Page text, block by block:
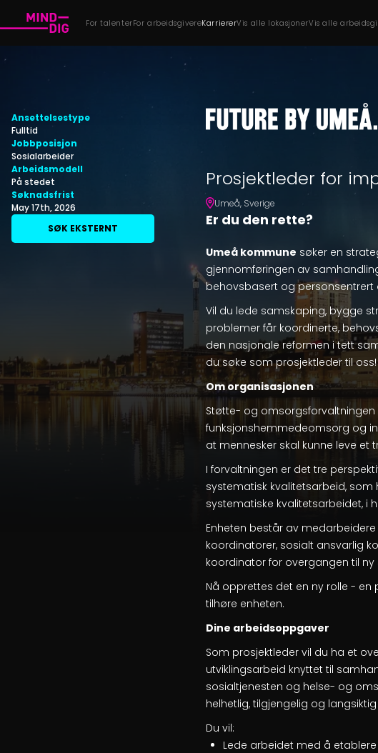
For talenterFor arbeidsgivereKarriererVis alle lokasjonerVis alle
Ansettelsestype
Fulltid
Jobbposisjon
Sosialarbeider
Arbeidsmodell
På stedet
Søknadsfrist
May 17th, 2026
SØK EKSTERNT
Prosjektleder for
Umeå, Sverige
Er du den rette?
Umeå kommune søker en
gjennomføringen av
behovsbasert og
Vil du lede samskaping, bygge
problemer får koordinerte,
den nasjonale reformen i tett
du søke som prosjektleder til oss!
Om organisasjonen
Støtte- og
funksjonshemmedeomsorg og
at mennesker skal kunne leve et
I forvaltningen er det tre
systematisk kvalitetsarbeid,
systematiske kvalitetsarbeidet, i
Enheten består av
koordinatorer, sosialt ansvarlig
koordinator for overgangen til
Nå opprettes det en ny rolle -
tilhøre enheten.
Dine arbeidsoppgaver
Som prosjektleder vil du ha et
utviklingsarbeid knyttet til
sosialtjenesten og helse- og
helhetlig, tilgjengelig og
Du vil:
Lede arbeidet med å